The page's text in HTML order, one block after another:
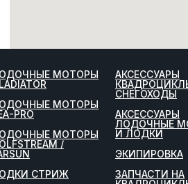
МОТОРЫ
МОТОРЫ
PRO
МОТОРЫ
/
СТРИЖ
АКСЕССУАРЫ
СНЕГОХОДЫ
АКСЕССУАРЫ
ЛОДОЧНЫЕ
И ЛОДКИ
ЭКИПИРОВКА
ЗАПЧАСТИ НА